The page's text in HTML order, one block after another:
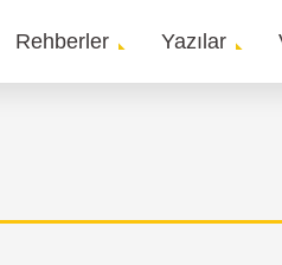
Main
Rehberler Yazılar